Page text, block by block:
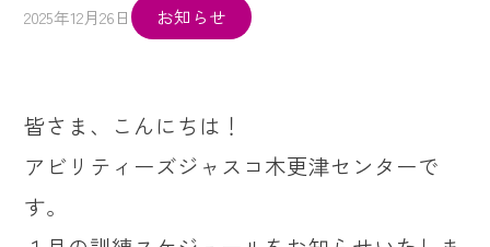
2025年12月26日 お知らせ
皆さま、こんにちは！
アビリティーズジャスコ木更津センターで
す。